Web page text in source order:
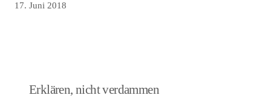
17. Juni 2018
Erklären, nicht verdammen